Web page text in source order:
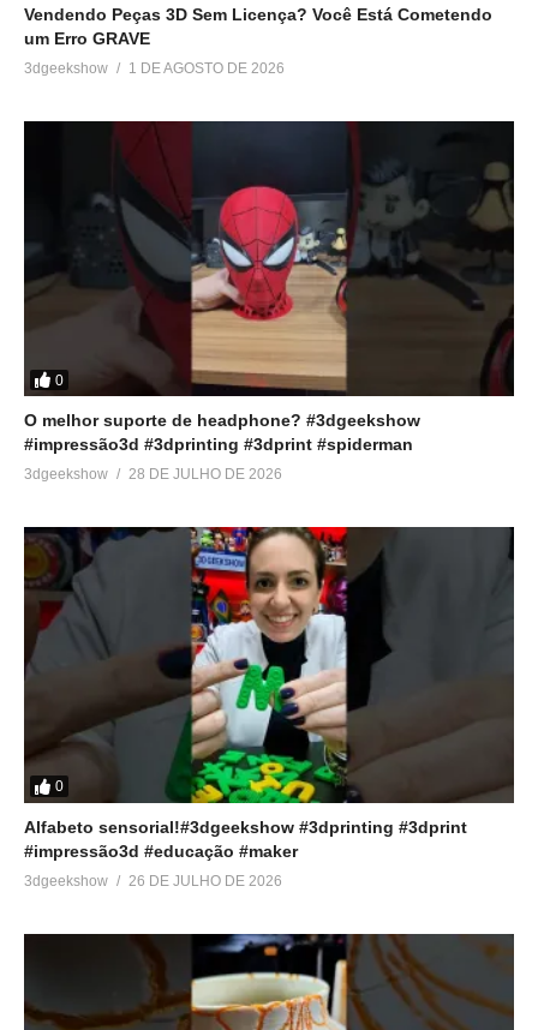
Vendendo Peças 3D Sem Licença? Você Está Cometendo
um Erro GRAVE
3dgeekshow 1 DE AGOSTO DE 2026
0
O melhor suporte de headphone? #3dgeekshow
#impressão3d #3dprinting #3dprint #spiderman
3dgeekshow 28 DE JULHO DE 2026
0
Alfabeto sensorial!#3dgeekshow #3dprinting #3dprint
#impressão3d #educação #maker
3dgeekshow 26 DE JULHO DE 2026